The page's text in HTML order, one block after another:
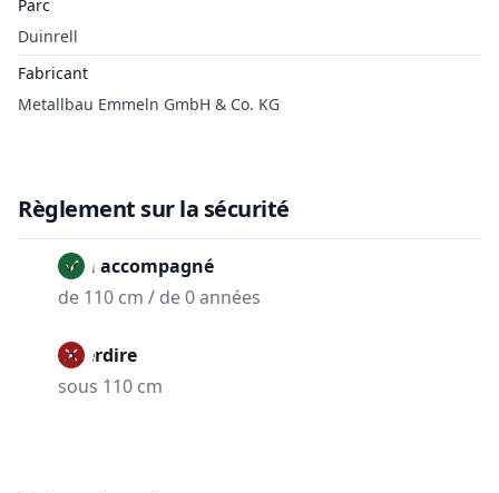
Parc
Duinrell
Fabricant
Metallbau Emmeln GmbH & Co. KG
Règlement sur la sécurité
Non accompagné
de 110 cm / de 0 années
Interdire
sous 110 cm